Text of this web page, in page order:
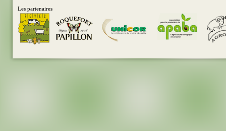
Les partenaires